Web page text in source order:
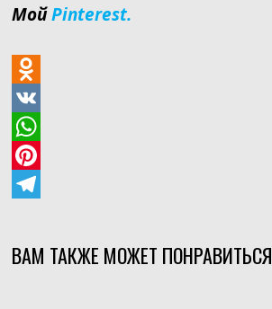
МойPinterest.
O
d
n
o
a
V
K
W
h
s
P
t
l
ВАМ ТАКЖЕ МОЖЕТ ПОНРАВИТЬСЯ